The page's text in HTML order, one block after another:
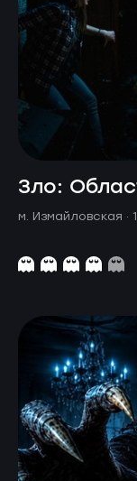
Зло:
м. Измайловская ·